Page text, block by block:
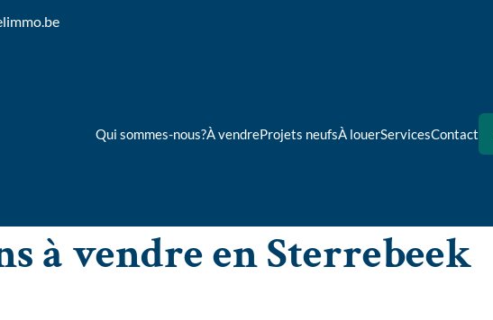
Qui sommes-nous?À vendreProjets neufsÀ louerServicesContact
à vendre en Sterrebeek